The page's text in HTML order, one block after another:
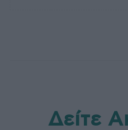
Δείτε